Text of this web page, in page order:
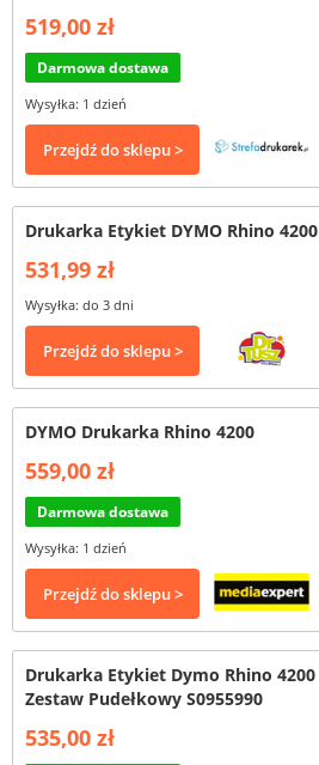
519,00 zł
Darmowa dostawa
Wysyłka: 1 dzień
Przejdź do sklepu >
Drukarka Etykiet DYMO Rhino 4200
531,99 zł
Wysyłka: do 3 dni
Przejdź do sklepu >
DYMO Drukarka Rhino 4200
559,00 zł
Darmowa dostawa
Wysyłka: 1 dzień
Przejdź do sklepu >
Drukarka Etykiet Dymo Rhino 4200
Zestaw Pudełkowy S0955990
535,00 zł